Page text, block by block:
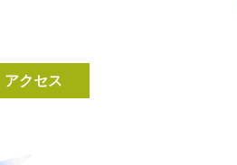
アクセス